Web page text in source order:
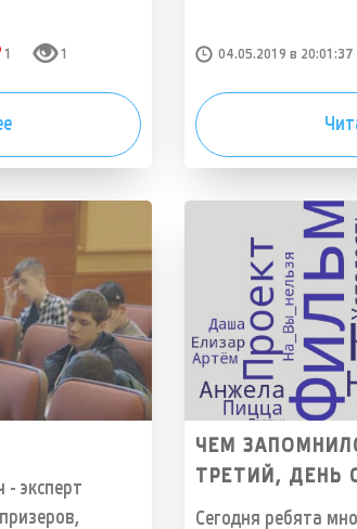
1 1 04.05.2019 в 20:01:37
- эксперт
ЧЕМ
ТРЕТИЙ, ДЕНЬ
Сегодня ребята